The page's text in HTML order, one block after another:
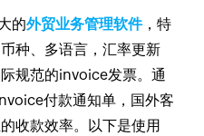
的外贸业务管理软件，特
种、多语言，汇率更新
规范的invoice发票。通
付款通知单，国外客
收款效率。以下是使用